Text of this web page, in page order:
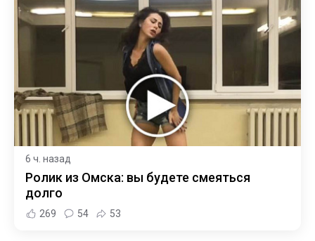
6 ч. назад
Ролик из Омска: вы будете смеяться
долго
269 54 53